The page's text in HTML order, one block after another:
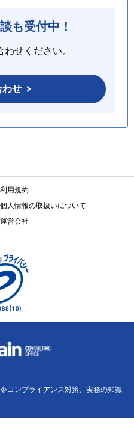
も受付中！
せください。
わせ
利用規約
個人情報の取扱いについて
運営会社
コンプライアンス対策、実務の知識